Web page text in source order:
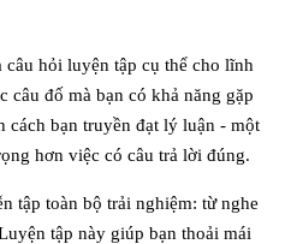
hỏi luyện tập cụ thể cho lĩnh
câu đố mà bạn có khả năng gặp
bạn truyền đạt lý luận - một
hơn việc có câu trả lời đúng.
tập toàn bộ trải nghiệm: từ nghe
tập này giúp bạn thoải mái